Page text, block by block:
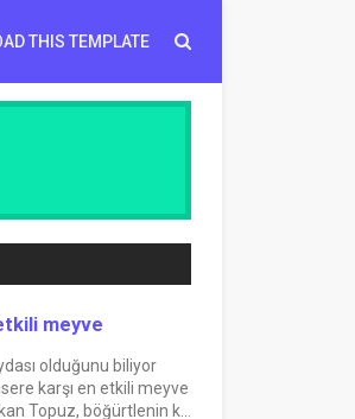
THIS TEMPLATE
meyve
olduğunu biliyor
karşı en etkili meyve
Topuz, böğürtlenin k...